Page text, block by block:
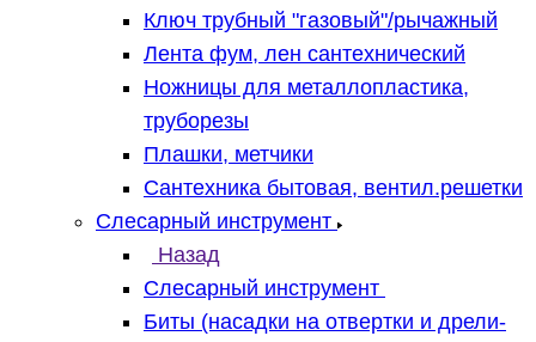
Ключ трубный "газовый"/рычажный
Лента фум, лен сантехнический
Ножницы для металлопластика,
труборезы
Плашки, метчики
Сантехника бытовая, вентил.решетки
Слесарный инструмент
Назад
Слесарный инструмент
Биты (насадки на отвертки и дрели-